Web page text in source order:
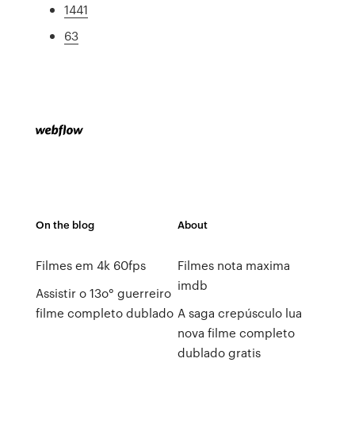
1441
63
On the blog
Filmes em 4k 60fps
Assistir o 13o° guerreiro
filme completo dublado
About
Filmes nota maxima
imdb
A saga crepúsculo lua
nova filme completo
dublado gratis